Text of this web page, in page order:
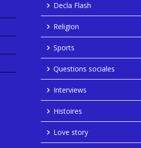
Decla Flash
Religion
Sports
Questions sociales
Interviews
Histoires
Love story